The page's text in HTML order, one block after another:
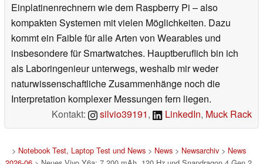
Einplatinenrechnern wie dem Raspberry Pi – also
kompakten Systemen mit vielen Möglichkeiten. Dazu
kommt ein Faible für alle Arten von Wearables und
insbesondere für Smartwatches. Hauptberuflich bin ich
als Laboringenieur unterwegs, weshalb mir weder
naturwissenschaftliche Zusammenhänge noch die
Interpretation komplexer Messungen fern liegen.
Kontakt:
silvio39191, LinkedIn, Muck Rack
> Notebook Test, Laptop Test und News> News> Newsarchiv> News